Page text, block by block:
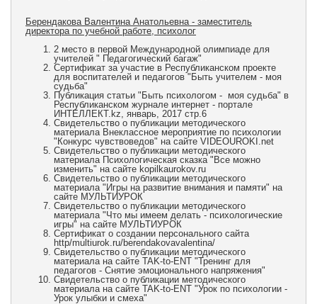
Берендакова Валентина Анатольевна - заместитель
директора по учебной работе, психолог
2 место в первой Международной олимпиаде для
учителей " Педагогический багаж"
Сертификат за участие в Республиканском проекте
для воспитателей и педагогов "Быть учителем - моя
судьба"
Публикация статьи "Быть психологом - моя судьба" в
Республиканском журнале интернет - портале
ИНТЕЛЛЕКТ.kz, январь, 2017 стр.6
Свидетельство о публикации методического
материала Внеклассное мероприятие по психологии
"Конкурс чувствоведов" на сайте VIDEOUROKI.net
Свидетельство о публикации методического
материала Психологическая сказка "Все можно
изменить" на сайте kopilkaurokov.ru
Свидетельство о публикации методического
материала "Игры на развитие внимания и памяти" на
сайте МУЛЬТИУРОК
Свидетельство о публикации методического
материала "Что мы имеем делать - психологические
игры" на сайте МУЛЬТИУРОК
Сертификат о создании персонального сайта
http/multiurok.ru/berendakovavalentina/
Свидетельство о публикации методического
материала на сайте TAK-to-ENT "Тренинг для
педагогов - Снятие эмоционального напряжения"
Свидетельство о публикации методического
материала на сайте TAK-to-ENT "Урок по психологии -
Урок улыбки и смеха"